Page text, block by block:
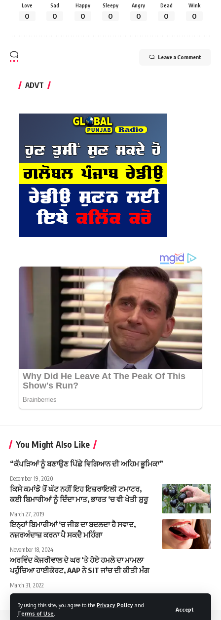
By using this site, you agree to the Privacy Policy and
Terms of Use
Accept
Love
0
Sad
0
Happy
0
Sleepy
0
Angry
0
Dead
0
Wink
0
Leave a Comment
ADVT
You Might Also Like
“ਕੱਪੜਿਆਂ ਨੂੰ ਬਣਾਉਣ ਪਿੱਛੇ ਵਿਗਿਆਨ ਦੀ ਅਹਿਮ ਭੂਮਿਕਾ”
December 19, 2020
ਕਿਸੇ ਕਮਾਂਡੋ ਤੋਂ ਘੱਟ ਨਹੀਂ ਇਹ ਇਜ਼ਰਾਇਲੀ ਟਮਾਟਰ,
ਕਈ ਬਿਮਾਰੀਆਂ ਨੂੰ ਦਿੰਦਾ ਮਾਤ, ਭਾਰਤ ‘ਚ ਵੀ ਖੇਤੀ ਸ਼ੁਰੂ
March 27, 2019
ਇਨ੍ਹਾਂ ਬਿਮਾਰੀਆਂ ‘ਚ ਜੀਭ ਦਾ ਬਦਲਦਾ ਹੈ ਸਵਾਦ,
ਨਜ਼ਰਅੰਦਾਜ਼ ਕਰਨਾ ਪੈ ਸਕਦੈ ਮਹਿੰਗਾ
November 18, 2024
ਅਰਵਿੰਦ ਕੇਜਰੀਵਾਲ ਦੇ ਘਰ ‘ਤੇ ਹੋਏ ਹਮਲੇ ਦਾ ਮਾਮਲਾ
ਪਹੁੰਚਿਆ ਹਾਈਕੋਰਟ, AAP ਨੇ SIT ਜਾਂਚ ਦੀ ਕੀਤੀ ਮੰਗ
March 31, 2022